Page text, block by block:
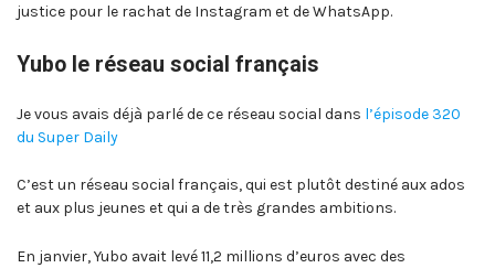
justice pour le rachat de Instagram et de WhatsApp.
Yubo le réseau social français
Je vous avais déjà parlé de ce réseau social dans l’épisode 320
du Super Daily
C’est un réseau social français, qui est plutôt destiné aux ados
et aux plus jeunes et qui a de très grandes ambitions.
En janvier, Yubo avait levé 11,2 millions d’euros avec des